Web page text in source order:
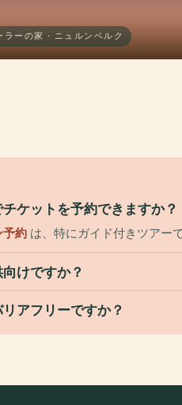
ーの家 · ニュルンベルク
ケットを予約できますか？
予約 は、特にガイド付きツアー
けですか？
アフリーですか？